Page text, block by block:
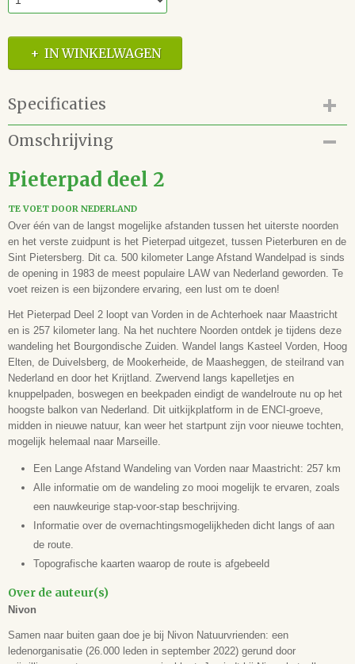
IN WINKELWAGEN
Specificaties
Productcode
42.160.02
EAN code
9789083210711
Auteur(s)
-
Illustrator(en)
-
Vertaling
-
Uitgever
Nivon
Samenwerking
-
Druk
10e
Uitvoering
Paperback, full colour
Aantal bladzijden
Formaat
Omschrijving
Pieterpad deel 2
TE VOET DOOR NEDERLAND
Over één van de langst mogelijke afstanden tussen het uiterste noorden
en het verste zuidpunt is het Pieterpad uitgezet, tussen Pieterburen en de
Sint Pietersberg. Dit ca. 500 kilometer Lange Afstand Wandelpad is sinds
de opening in 1983 de meest populaire LAW van Nederland geworden. Te
voet reizen is een bijzondere ervaring, een lust om te doen!
Het Pieterpad Deel 2 loopt van Vorden in de Achterhoek naar Maastricht
en is 257 kilometer lang. Na het nuchtere Noorden ontdek je tijdens deze
wandeling het Bourgondische Zuiden. Wandel langs Kasteel Vorden, Hoog
Elten, de Duivelsberg, de Mookerheide, de Maasheggen, de steilrand van
Nederland en door het Krijtland. Zwervend langs kapelletjes en
knuppelpaden, boswegen en beekpaden eindigt de wandelroute nu op het
hoogste balkon van Nederland. Dit uitkijkplatform in de ENCI-groeve,
midden in nieuwe natuur, kan weer het startpunt zijn voor nieuwe tochten,
mogelijk helemaal naar Marseille.
Een Lange Afstand Wandeling van Vorden naar Maastricht: 257 km
Alle informatie om de wandeling zo mooi mogelijk te ervaren, zoals
een nauwkeurige stap-voor-stap beschrijving.
Informatie over de overnachtingsmogelijkheden dicht langs of aan
de route.
Topografische kaarten waarop de route is afgebeeld
Over de auteur(s)
Nivon
Samen naar buiten gaan doe je bij Nivon Natuurvrienden: een
ledenorganisatie (26.000 leden in september 2022) gerund door